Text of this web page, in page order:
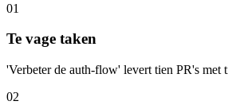
01
Te vage taken
'Verbeter de auth-flow' levert tien PR's
02